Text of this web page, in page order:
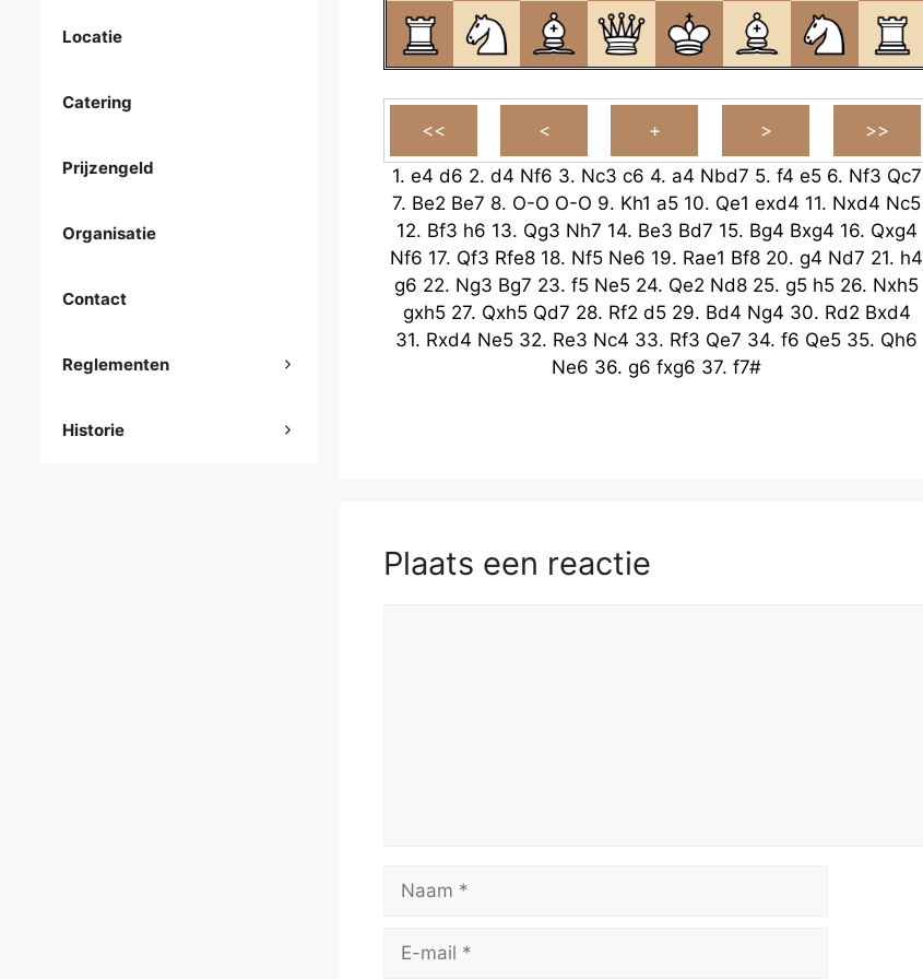
1. e4 d6 2. d4 Nf6 3. Nc3 c6 4. a4 Nbd7 5. f4 e5 6. Nf3 Qc7
7. Be2 Be7 8. O-O O-O 9. Kh1 a5 10. Qe1 exd4 11. Nxd4 Nc5
12. Bf3 h6 13. Qg3 Nh7 14. Be3 Bd7 15. Bg4 Bxg4 16. Qxg4
Nf6 17. Qf3 Rfe8 18. Nf5 Ne6 19. Rae1 Bf8 20. g4 Nd7 21. h4
g6 22. Ng3 Bg7 23. f5 Ne5 24. Qe2 Nd8 25. g5 h5 26. Nxh5
gxh5 27. Qxh5 Qd7 28. Rf2 d5 29. Bd4 Ng4 30. Rd2 Bxd4
31. Rxd4 Ne5 32. Re3 Nc4 33. Rf3 Qe7 34. f6 Qe5 35. Qh6
Ne6 36. g6 fxg6 37. f7#
Plaats een reactie
mail
Locatie
Catering
Prijzengeld
Organisatie
Contact
Reglementen
Historie